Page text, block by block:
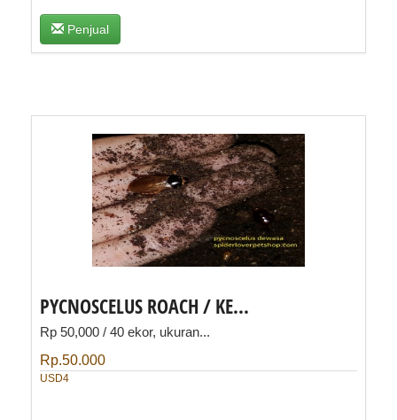
Penjual
PYCNOSCELUS ROACH / KE...
Rp 50,000 / 40 ekor, ukuran...
Rp.50.000
USD4